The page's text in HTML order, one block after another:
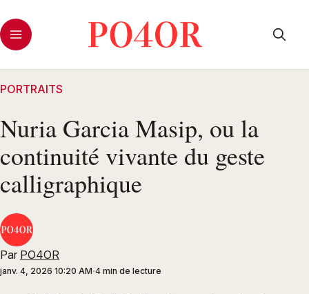
PORTRAITS
Nuria Garcia Masip, ou la
continuité vivante du geste
calligraphique
Par PO4OR
janv. 4, 2026 10:20 AM 4 min de lecture